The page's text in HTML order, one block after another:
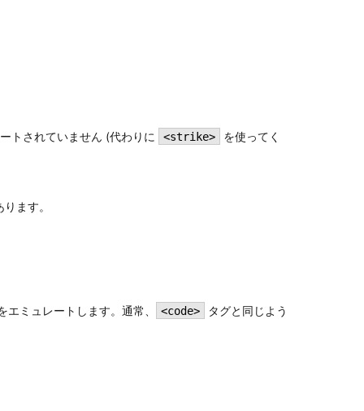
トされていません (代わりに <strike>
を使ってく
ます。
ミュレートします。通常、 <code>
タグと同じよう